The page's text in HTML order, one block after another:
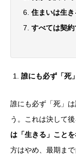
住まいは生
すべては契約
誰にも必ず「死
誰にも必ず「死」
う。これは決して
は「生きる」こと
方はやめ、最期ま